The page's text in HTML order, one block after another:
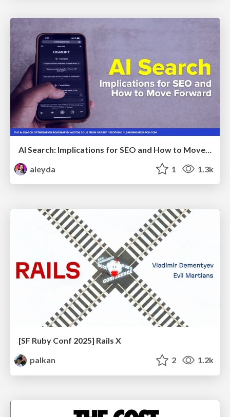
aleyda
1 1.3k
[SF Ruby Conf 2025] Rails X
palkan
2 1.2k